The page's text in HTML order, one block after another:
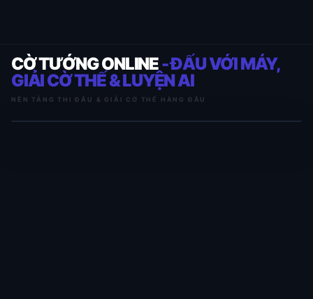
CỜ TƯỚNG ONLINE- ĐẤU VỚI MÁY,
GIẢI CỜ THẾ & LUYỆN AI
NỀN TẢNG THI ĐẤU & GIẢI CỜ THẾ HÀNG ĐẦU